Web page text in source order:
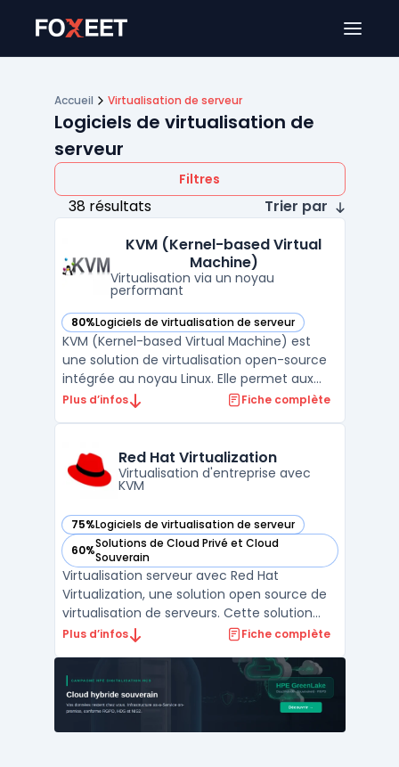
Accueil Virtualisation de serveur
Logiciels de virtualisation de
serveur
Filtres
38 résultats
Trier par
KVM (Kernel-based Virtual
Machine)
Virtualisation via un noyau
performant
80%Logiciels de virtualisation de serveur
— voir KVM (Kernel-based Virtual Machine) dans cette
KVM (Kernel-based Virtual Machine) est
une solution de virtualisation open-source
intégrée au noyau Linux. Elle permet aux
utilisateurs de créer et de gérer des
performances en exploitant pleinement les
capacités de virtualis ...
Plus d’infos Fiche complète
Red Hat Virtualization
Virtualisation d'entreprise avec
KVM
75%Logiciels de virtualisation de serveur
— voir Red Hat Virtualization dans cette catégorie
60%Solutions de Cloud Privé et Cloud
Souverain
— voir Red Hat Virtualization dans cette catégorie
Virtualisation serveur avec Red Hat
Virtualization, une solution open source de
virtualisation de serveurs. Cette solution
permet de créer et de gérer des machines
qui simplifie les opérations de gestion. Red
Hat Virtualization est une solution extensi ...
Plus d’infos Fiche complète